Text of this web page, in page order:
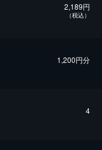
2,189円
（税込）
1,200円分
4